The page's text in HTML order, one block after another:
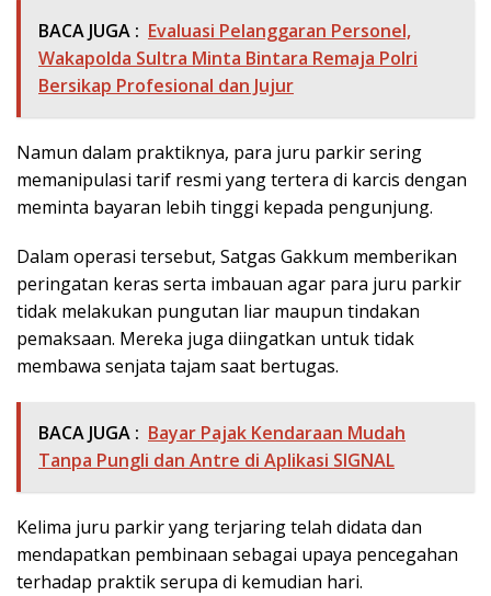
BACA JUGA : Evaluasi Pelanggaran Personel,
Wakapolda Sultra Minta Bintara Remaja Polri
Bersikap Profesional dan Jujur
Namun dalam praktiknya, para juru parkir sering
memanipulasi tarif resmi yang tertera di karcis dengan
meminta bayaran lebih tinggi kepada pengunjung.
Dalam operasi tersebut, Satgas Gakkum memberikan
peringatan keras serta imbauan agar para juru parkir
tidak melakukan pungutan liar maupun tindakan
pemaksaan. Mereka juga diingatkan untuk tidak
membawa senjata tajam saat bertugas.
BACA JUGA : Bayar Pajak Kendaraan Mudah
Tanpa Pungli dan Antre di Aplikasi SIGNAL
Kelima juru parkir yang terjaring telah didata dan
mendapatkan pembinaan sebagai upaya pencegahan
terhadap praktik serupa di kemudian hari.